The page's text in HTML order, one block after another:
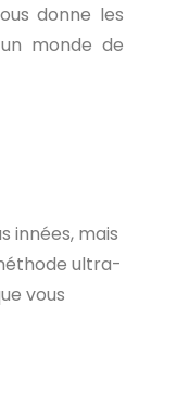
donne les
monde de
innées, mais
ultra-
vous